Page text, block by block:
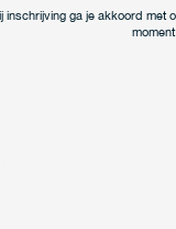
n
inschrijving ga je akkoord met